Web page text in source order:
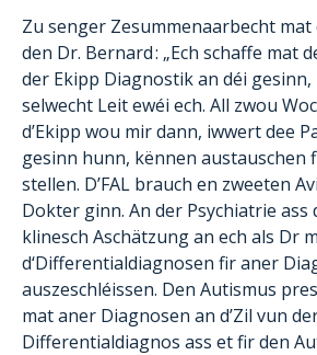
Zu senger Zesummenaarbecht mat
den Dr. Bernard : „Ech schaffe mat
der Ekipp Diagnostik an déi gesinn,
selwecht Leit ewéi ech. All zwou
d’Ekipp wou mir dann, iwwert dee
gesinn hunn, kënnen austauschen
stellen. D’FAL brauch en zweeten
Dokter ginn. An der Psychiatrie ass
klinesch Aschätzung an ech als Dr
d‘Differentialdiagnosen fir aner
auszeschléissen. Den Autismus
mat aner Diagnosen an d’Zil vun
Differentialdiagnos ass et fir den